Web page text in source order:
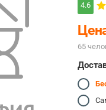
4.6
65